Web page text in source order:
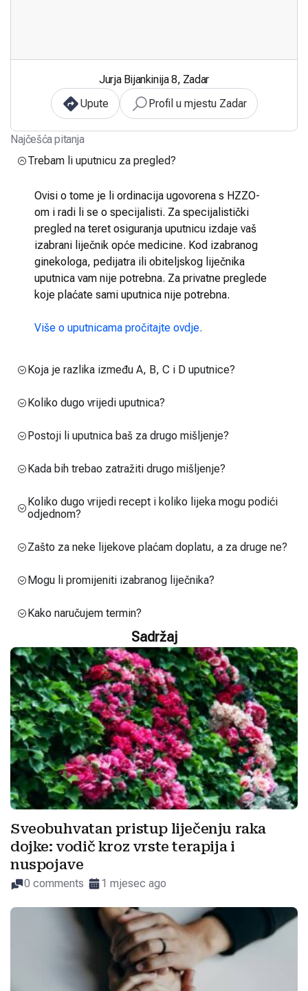
Jurja Bijankinija 8, Zadar
Upute
Profil u mjestu Zadar
Najčešća pitanja
Trebam li uputnicu za pregled?
Ovisi o tome je li ordinacija ugovorena s HZZO-
om i radi li se o specijalisti. Za specijalistički
pregled na teret osiguranja uputnicu izdaje vaš
izabrani liječnik opće medicine. Kod izabranog
ginekologa, pedijatra ili obiteljskog liječnika
uputnica vam nije potrebna. Za privatne preglede
koje plaćate sami uputnica nije potrebna.
Više o uputnicama pročitajte ovdje.
Koja je razlika između A, B, C i D uputnice?
Koliko dugo vrijedi uputnica?
Postoji li uputnica baš za drugo mišljenje?
Kada bih trebao zatražiti drugo mišljenje?
Koliko dugo vrijedi recept i koliko lijeka mogu podići
odjednom?
Zašto za neke lijekove plaćam doplatu, a za druge ne?
Mogu li promijeniti izabranog liječnika?
Kako naručujem termin?
Sadržaj
Sveobuhvatan pristup liječenju raka
dojke: vodič kroz vrste terapija i
nuspojave
0 comments 1 mjesec ago